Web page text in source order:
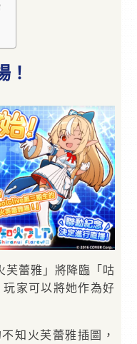
！
芙蕾雅」將降臨「咕
家可以將她作為好
知火芙蕾雅插圖，